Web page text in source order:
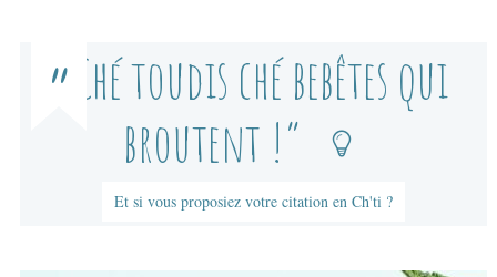
“Ché toudis ché bebêtes qui
broutent !”
Et si vous proposiez votre citation en Ch'ti ?